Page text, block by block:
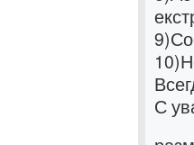
9)
10)
С